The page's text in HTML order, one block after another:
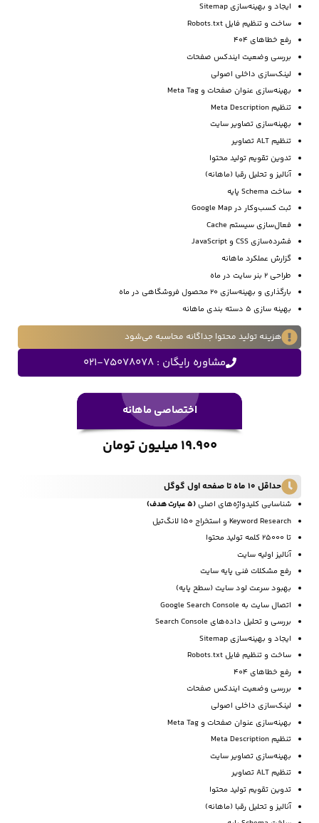
ایجاد و بهینه‌سازی Sitemap
ساخت و تنظیم فایل Robots.txt
رفع خطاهای 404
بررسی وضعیت ایندکس صفحات
لینک‌سازی داخلی اصولی
بهینه‌سازی عنوان صفحات و Meta Tag
تنظیم Meta Description
بهینه‌سازی تصاویر سایت
تنظیم ALT تصاویر
تدوین تقویم تولید محتوا
آنالیز و تحلیل رقبا (ماهانه)
ساخت Schema پایه
ثبت کسب‌وکار در Google Map
فعال‌سازی سیستم Cache
فشرده‌سازی CSS و JavaScript
گزارش عملکرد ماهانه
طراحی 2 بنر سایت در ماه
بارگذاری و بهینه‌سازی 20 محصول فروشگاهی در ماه
بهینه سازی 5 دسته بندی ماهانه
هزینه تولید محتوا جداگانه محاسبه می‌شود
مشاوره رایگان : 75078078-021
اختصاصی ماهانه
19.900 میلیون تومان
حداقل 10 ماه تا صفحه اول گوگل
شناسایی کلیدواژه‌های اصلی(5 عبارت هدف)
Keyword Research و استخراج 150 لانگ‌تیل
تا 25000 کلمه تولید محتوا
آنالیز اولیه سایت
رفع مشکلات فنی پایه سایت
بهبود سرعت لود سایت (سطح پایه)
اتصال سایت به Google Search Console
بررسی و تحلیل داده‌های Search Console
ایجاد و بهینه‌سازی Sitemap
ساخت و تنظیم فایل Robots.txt
رفع خطاهای 404
بررسی وضعیت ایندکس صفحات
لینک‌سازی داخلی اصولی
بهینه‌سازی عنوان صفحات و Meta Tag
تنظیم Meta Description
بهینه‌سازی تصاویر سایت
تنظیم ALT تصاویر
تدوین تقویم تولید محتوا
آنالیز و تحلیل رقبا (ماهانه)